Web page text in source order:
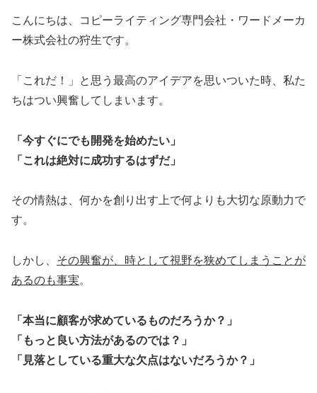
こんにちは、コピーライティング専門会社・ワードメーカ
ー株式会社の狩生です。
「これだ！」と思う最高のアイデアを思いついた時、私た
ちはつい興奮してしまいます。
「今すぐにでも開発を始めたい」
「これは絶対に成功するはずだ」
その情熱は、何かを創り出す上で何よりも大切な原動力で
す。
しかし、 その興奮が、時として視野を狭めてしまうことが
あるのも事実。
「本当に顧客が求めているものだろうか？」
「もっと良い方法があるのでは？」
「見落としている重大な欠点はないだろうか？」